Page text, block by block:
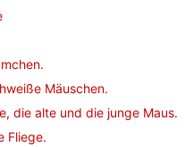
Mäuschen.
die alte und die junge Maus.
Fliege.